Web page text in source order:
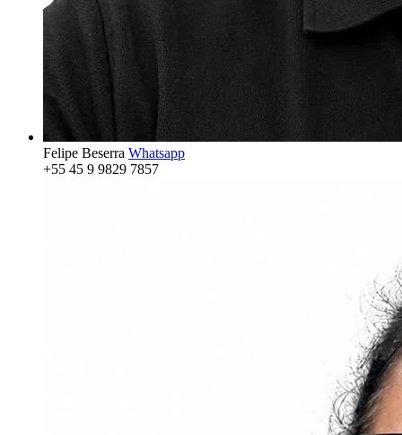
Felipe Beserra Whatsapp
+55 45 9 9829 7857